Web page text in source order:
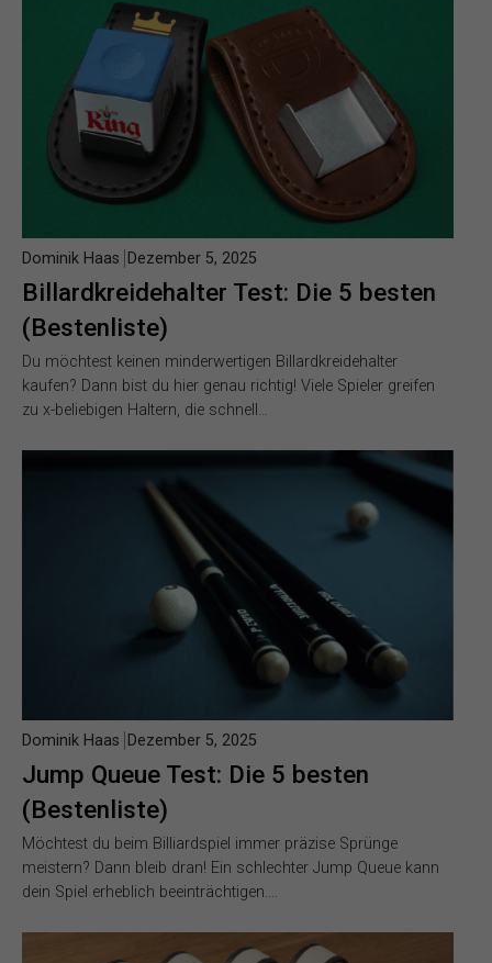
Billardkreidehalter Test: Die 5 besten
(Bestenliste)
Dominik Haas Dezember 5, 2025
Du möchtest keinen minderwertigen Billardkreidehalter
kaufen? Dann bist du hier genau richtig! Viele Spieler greifen
zu x-beliebigen Haltern, die schnell…
Jump Queue Test: Die 5 besten
(Bestenliste)
Dominik Haas Dezember 5, 2025
Möchtest du beim Billiardspiel immer präzise Sprünge
meistern? Dann bleib dran! Ein schlechter Jump Queue kann
dein Spiel erheblich beeinträchtigen….